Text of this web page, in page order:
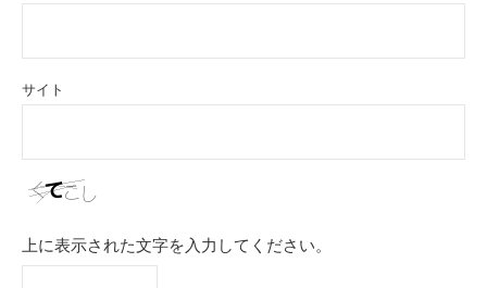
サイト
上に表示された文字を入力してください。